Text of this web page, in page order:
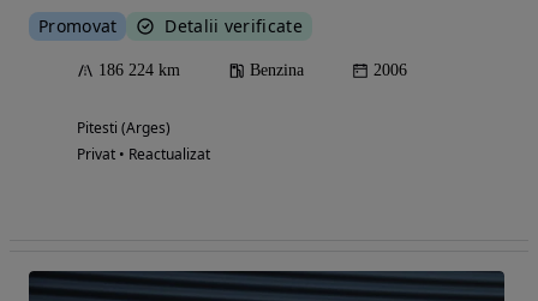
Promovat Detalii verificate
186 224 km Benzina 2006
Pitesti (Arges)
Privat • Reactualizat